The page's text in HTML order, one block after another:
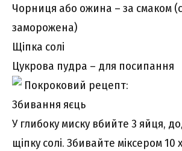
Чорниця або ожина – за смаком
заморожена)
Щіпка солі
Цукрова пудра – для посипання
Покроковий рецепт:
Збивання яєць
У глибоку миску вбийте 3 яйця,
щіпку солі. Збивайте міксером